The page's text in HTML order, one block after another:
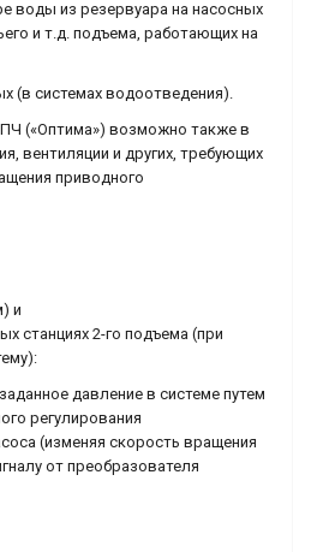
воды из резервуара на насосных
и т.д. подъема, работающих на
(в системах водоотведения).
(«Оптима») возможно также в
вентиляции и других, требующих
приводного
и
станциях 2-го подъема (при
давление в системе путем
регулирования
(изменяя скорость вращения
от преобразователя